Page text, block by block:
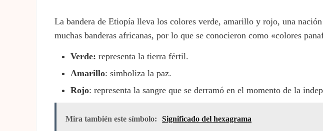
La bandera de Etiopía lleva los colores verde, amarillo y rojo, una
muchas banderas africanas, por lo que se conocieron como «colores
Verde: representa la tierra fértil.
Amarillo: simboliza la paz.
Rojo: representa la sangre que se derramó en el momento de la
Mira también este símbolo: Significado del hexagrama